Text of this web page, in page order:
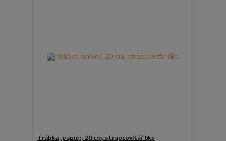
Trúbka, papier, 20 cm, strapcovitá/ 6ks